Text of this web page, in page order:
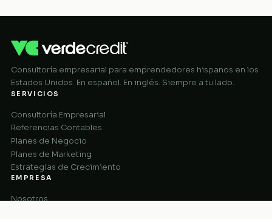
Consultoría empresarial para emprendedores hispanos en los
Estados Unidos. En español. En inglés. Siempre a tu lado.
SERVICIOS
Consultoría Empresarial
Referencias Contables
Planes de Negocio
Planes de Marketing
Estrategias de Crecimiento
EMPRESA
Nosotros